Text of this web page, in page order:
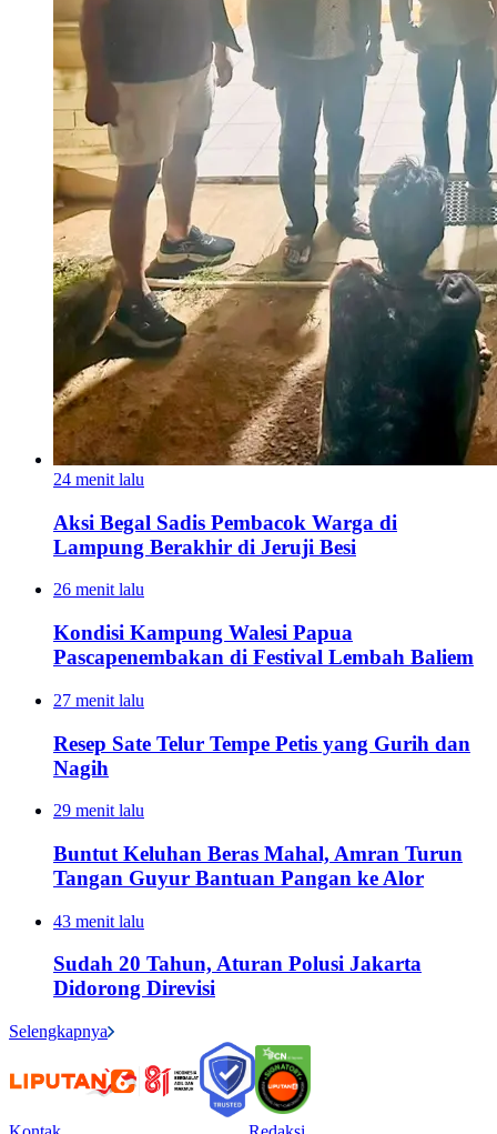
24 menit lalu
Aksi Begal Sadis Pembacok Warga di
Lampung Berakhir di Jeruji Besi
26 menit lalu
Kondisi Kampung Walesi Papua
Pascapenembakan di Festival Lembah Baliem
27 menit lalu
Resep Sate Telur Tempe Petis yang Gurih dan
Nagih
29 menit lalu
Buntut Keluhan Beras Mahal, Amran Turun
Tangan Guyur Bantuan Pangan ke Alor
43 menit lalu
Sudah 20 Tahun, Aturan Polusi Jakarta
Didorong Direvisi
Selengkapnya